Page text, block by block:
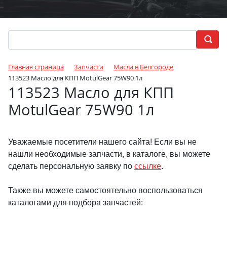
Главная страница Запчасти
Масла в Белгороде
113523 Масло для КПП MotulGear 75W90 1л
113523 Масло для КПП
MotulGear 75W90 1л
Уважаемые посетители нашего сайта! Если вы не
нашли необходимые запчасти, в каталоге, вы можете
сделать персональную заявку по ссылке.
Также вы можете самостоятельно воспользоваться
каталогами для подбора запчастей: